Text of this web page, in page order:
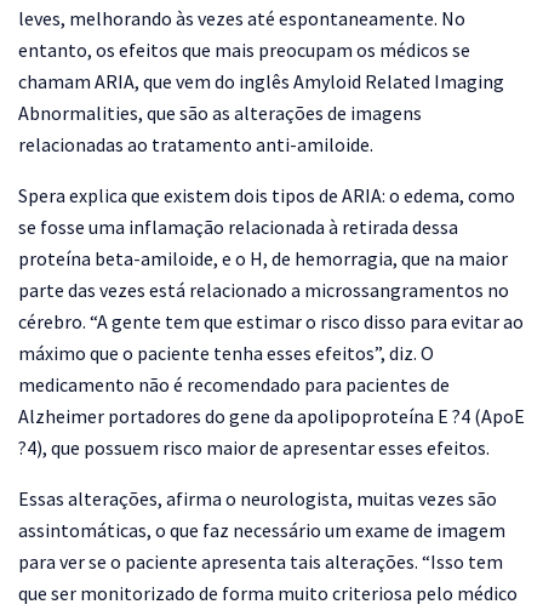
leves, melhorando às vezes até espontaneamente. No
entanto, os efeitos que mais preocupam os médicos se
chamam ARIA, que vem do inglês Amyloid Related Imaging
Abnormalities, que são as alterações de imagens
relacionadas ao tratamento anti-amiloide.
Spera explica que existem dois tipos de ARIA: o edema, como
se fosse uma inflamação relacionada à retirada dessa
proteína beta-amiloide, e o H, de hemorragia, que na maior
parte das vezes está relacionado a microssangramentos no
cérebro. “A gente tem que estimar o risco disso para evitar ao
máximo que o paciente tenha esses efeitos”, diz. O
medicamento não é recomendado para pacientes de
Alzheimer portadores do gene da apolipoproteína E ?4 (ApoE
?4), que possuem risco maior de apresentar esses efeitos.
Essas alterações, afirma o neurologista, muitas vezes são
assintomáticas, o que faz necessário um exame de imagem
para ver se o paciente apresenta tais alterações. “Isso tem
que ser monitorizado de forma muito criteriosa pelo médico